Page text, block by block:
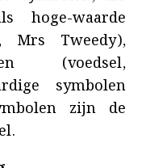
hoge-waarde
Mrs Tweedy),
(voedsel,
symbolen
zijn de